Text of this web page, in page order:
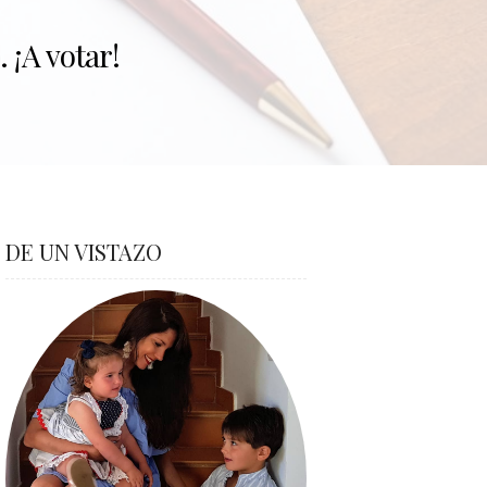
DE UN VISTAZO